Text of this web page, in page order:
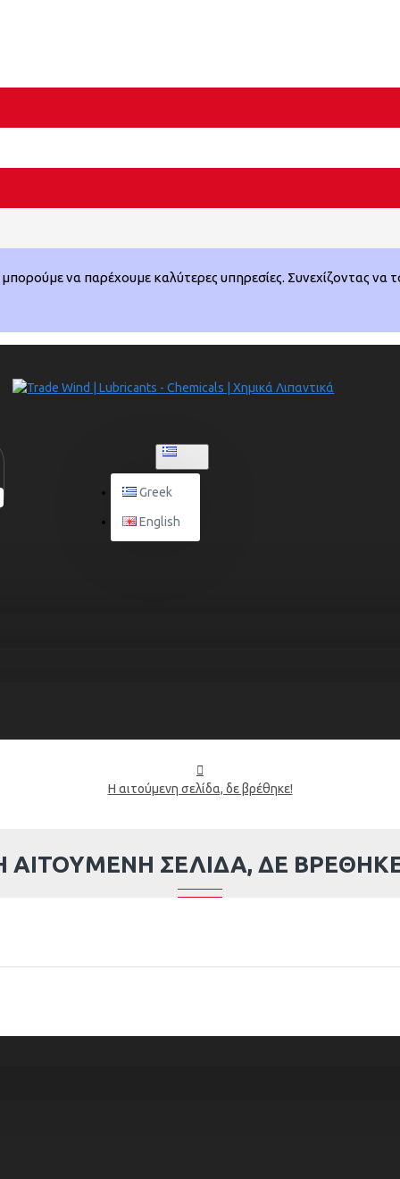
να παρέχουμε καλύτερες υπηρεσίες. Συνεχίζοντας να
Greek
English
Η αιτούμενη σελίδα, δε βρέθηκε!
ΑΙΤΟΎΜΕΝΗ ΣΕΛΊΔΑ, ΔΕ